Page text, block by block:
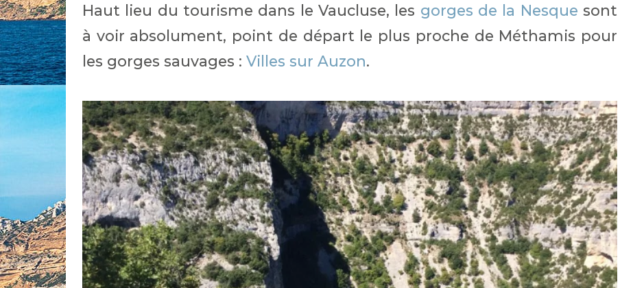
Haut lieu du tourisme dans le Vaucluse, les gorges de la Nesque sont
à voir absolument, point de départ le plus proche de Méthamis pour
les gorges sauvages : Villes sur Auzon.